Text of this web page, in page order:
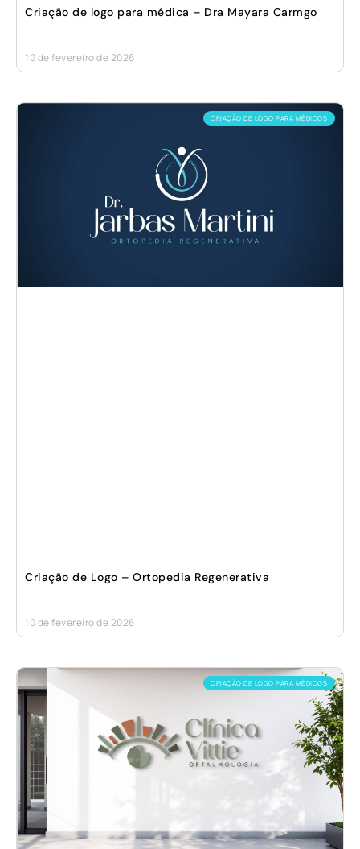
Criação de logo para médica – Dra Mayara Carmgo
10 de fevereiro de 2026
CRIAÇÃO DE LOGO PARA MÉDICOS
Criação de Logo – Ortopedia Regenerativa
10 de fevereiro de 2026
CRIAÇÃO DE LOGO PARA MÉDICOS